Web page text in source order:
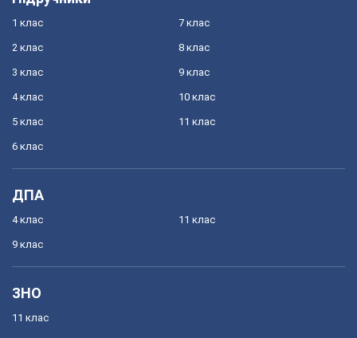
1 клас
2 клас
3 клас
4 клас
5 клас
6 клас
7 клас
8 клас
9 клас
10 клас
11 клас
ДПА
4 клас
9 клас
11 клас
ЗНО
11 клас